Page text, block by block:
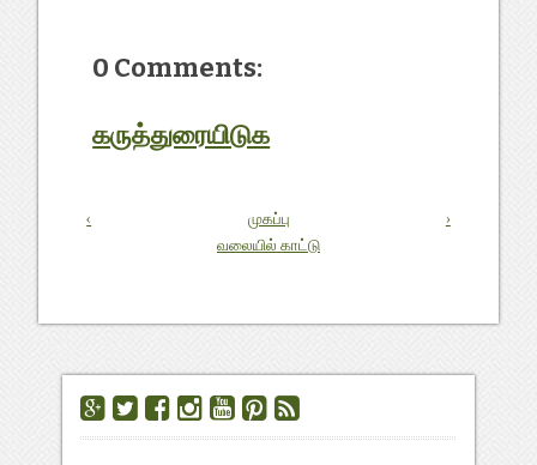
0 Comments:
கருத்துரையிடுக
‹ ›
முகப்பு
வலையில் காட்டு